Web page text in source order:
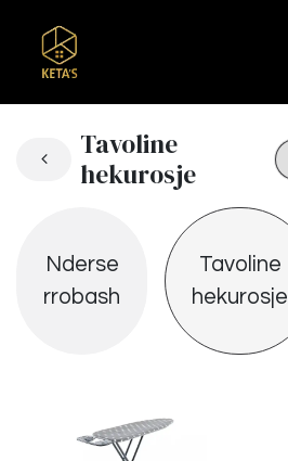
Tavoline
hekurosje
Nderse
rrobash
Tavoline
hekurosje